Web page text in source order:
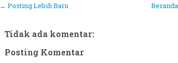
← Posting Lebih Baru Beranda
Tidak ada komentar:
Posting Komentar